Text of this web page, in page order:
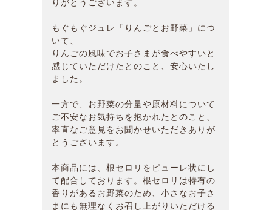
りがとうございます。
もぐもぐジュレ「りんごとお野菜」につ
いて、
りんごの風味でお子さまが食べやすいと
感じていただけたとのこと、安心いたし
ました。
一方で、お野菜の分量や原材料について
ご不安なお気持ちを抱かれたとのこと、
率直なご意見をお聞かせいただきありが
とうございます。
本商品には、根セロリをピューレ状にし
て配合しております。根セロリは特有の
香りがあるお野菜のため、小さなお子さ
まにも無理なくお召し上がりいただける